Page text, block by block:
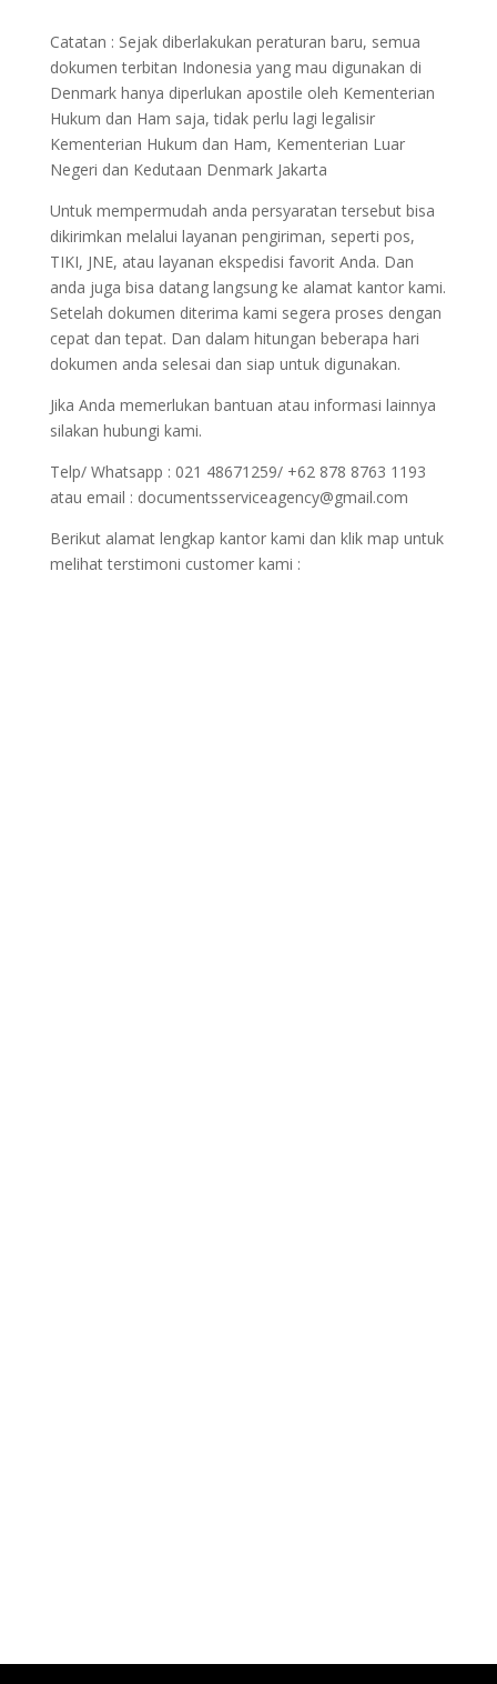
Catatan : Sejak diberlakukan peraturan baru, semua
dokumen terbitan Indonesia yang mau digunakan di
Denmark hanya diperlukan apostile oleh Kementerian
Hukum dan Ham saja, tidak perlu lagi legalisir
Kementerian Hukum dan Ham, Kementerian Luar
Negeri dan Kedutaan Denmark Jakarta
Untuk mempermudah anda persyaratan tersebut bisa
dikirimkan melalui layanan pengiriman, seperti pos,
TIKI, JNE, atau layanan ekspedisi favorit Anda. Dan
anda juga bisa datang langsung ke alamat kantor kami.
Setelah dokumen diterima kami segera proses dengan
cepat dan tepat. Dan dalam hitungan beberapa hari
dokumen anda selesai dan siap untuk digunakan.
Jika Anda memerlukan bantuan atau informasi lainnya
silakan hubungi kami.
Telp/ Whatsapp : 021 48671259/ +62 878 8763 1193
atau email : documentsserviceagency@gmail.com
Berikut alamat lengkap kantor kami dan klik map untuk
melihat terstimoni customer kami :